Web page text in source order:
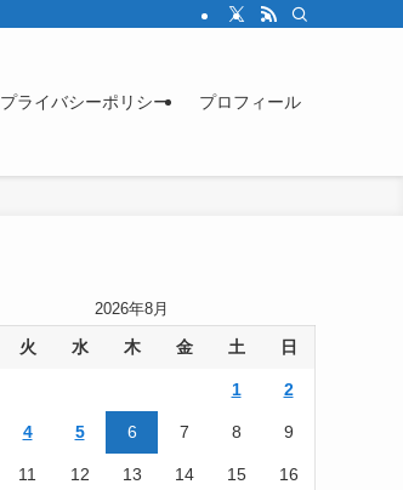
プライバシーポリシー プロフィール
2026年8月
火 水 木 金 土 日
1 2
4 5 6 7 8 9
11 12 13 14 15 16